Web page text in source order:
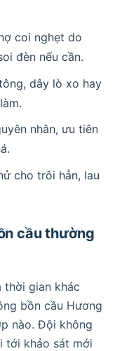
coi nghẹt do
đèn nếu cần.
dây lò xo hay
nhân, ưu tiên
cho trôi hẳn, lau
cầu thường
thời gian khác
bồn cầu Hương
nào. Đội không
tới khảo sát mới